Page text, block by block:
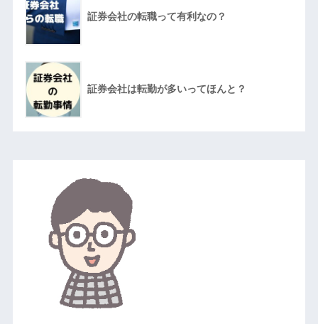
証券会社の転職って有利なの？
証券会社は転勤が多いってほんと？